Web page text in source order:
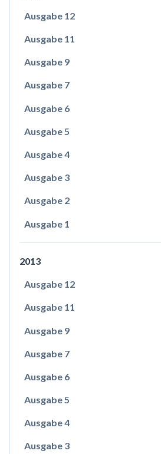
Ausgabe 12
Ausgabe 11
Ausgabe 9
Ausgabe 7
Ausgabe 6
Ausgabe 5
Ausgabe 4
Ausgabe 3
Ausgabe 2
Ausgabe 1
2013
Ausgabe 12
Ausgabe 11
Ausgabe 9
Ausgabe 7
Ausgabe 6
Ausgabe 5
Ausgabe 4
Ausgabe 3